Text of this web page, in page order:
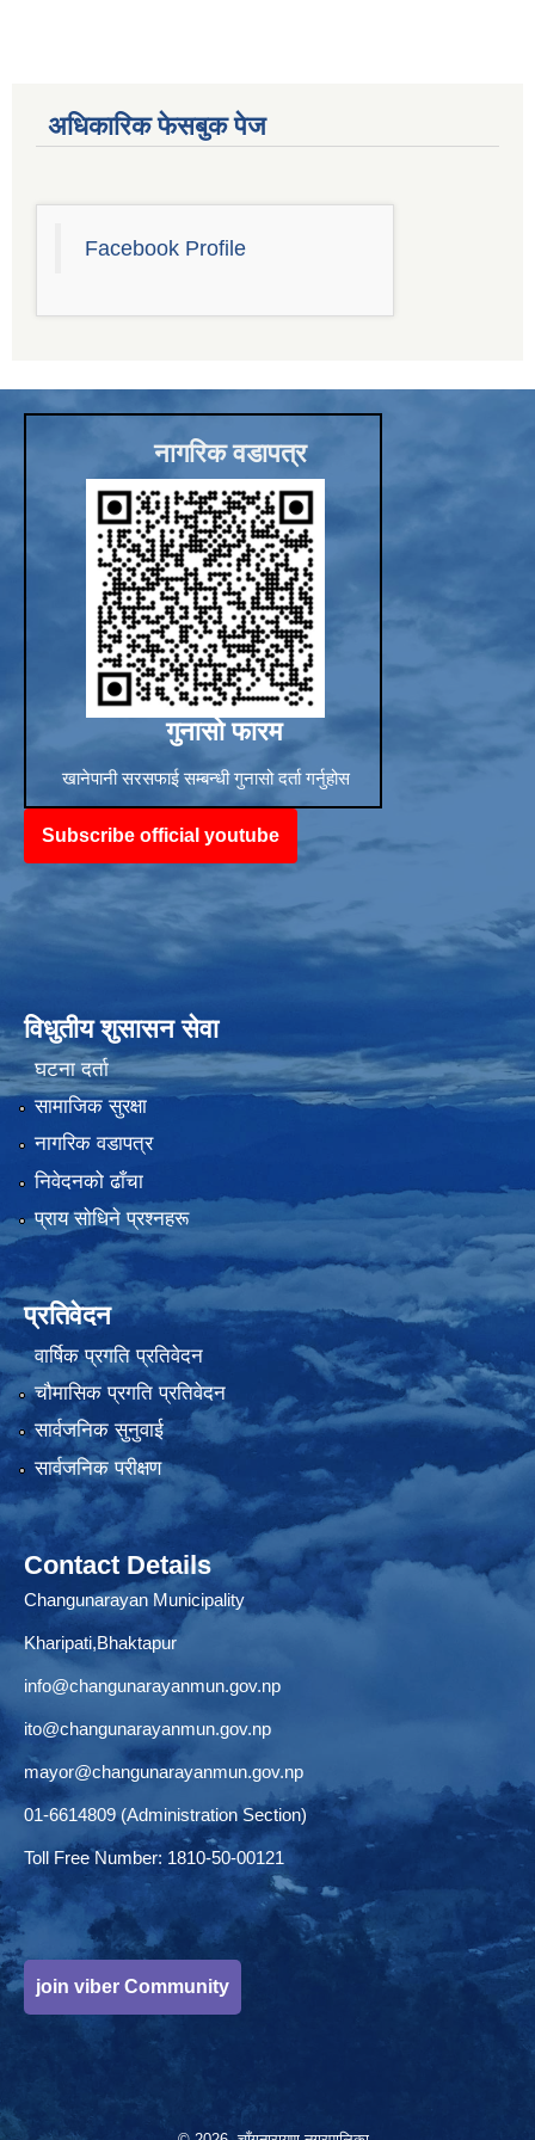
अधिकारिक फेसबुक पेज
Facebook Profile
नागरिक वडापत्र
गुनासो फारम
खानेपानी सरसफाई सम्बन्धी गुनासो दर्ता गर्नुहोस
Subscribe official youtube
विधुतीय शुसासन सेवा
घटना दर्ता
सामाजिक सुरक्षा
नागरिक वडापत्र
निवेदनको ढाँचा
प्राय साेधिने प्रश्नहरू
प्रतिवेदन
वार्षिक प्रगति प्रतिवेदन
चौमासिक प्रगति प्रतिवेदन
सार्वजनिक सुनुवाई
सार्वजनिक परीक्षण
Contact Details
Changunarayan Municipality
Kharipati,Bhaktapur
info@changunarayanmun.gov.np
ito@changunarayanmun.gov.np
mayor@changunarayanmun.gov.np
01-6614809 (Administration Section)
Toll Free Number: 1810-50-00121
join viber Community